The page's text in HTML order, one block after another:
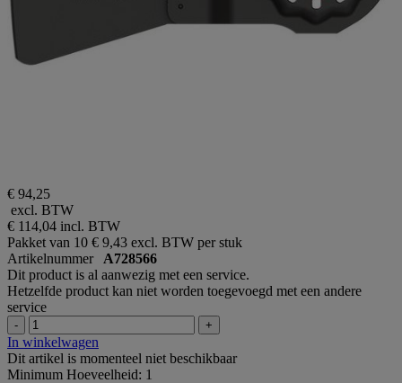
€ 94,25
excl. BTW
€ 114,04 incl. BTW
Pakket van 10 € 9,43 excl. BTW per stuk
Artikelnummer A728566
Dit product is al aanwezig met een service.
Hetzelfde product kan niet worden toegevoegd met een andere
service
- +
In winkelwagen
Dit artikel is momenteel niet beschikbaar
Minimum Hoeveelheid: 1